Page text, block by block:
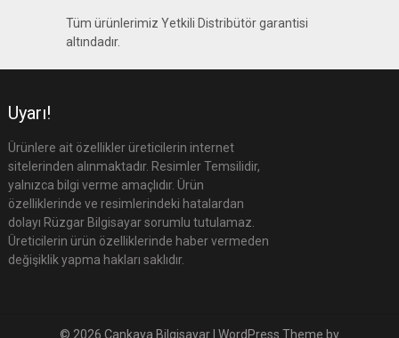
Tüm ürünlerimiz Yetkili Distribütör garantisi
altındadır.
Uyarı!
Ürünlere ait özellikler üreticilerin internet
sitelerinden alınmaktadır. Resimler Temsilidir,
yalnızca bilgi verme amaçlıdır. Ürün
özelliklerinde ve resimlerindeki hatalardan
dolayı Rüzgar Bilgisayar sorumlu tutulamaz.
Üreticilerin ürün özelliklerinde haber vermeden
değişiklik yapma hakları saklıdır.
© 2026 Çankaya Bilgisayar | WordPress Theme by